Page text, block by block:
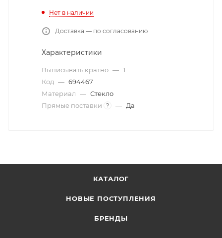
Нет в наличии
Доставка — по согласованию
Характеристики
Выписывать кратно — 1
Код — 694467
Материал — Стекло
Прямые поставки
? — Да
КАТАЛОГ
НОВЫЕ ПОСТУПЛЕНИЯ
БРЕНДЫ